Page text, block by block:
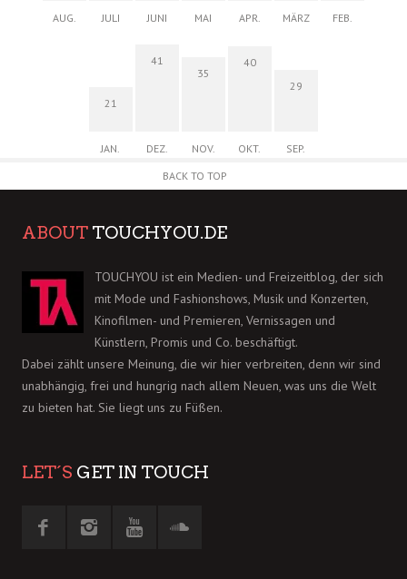
AUG. JULI JUNI MAI APR. MÄRZ FEB.
21
JAN.
41
DEZ.
35
NOV.
40
OKT.
29
SEP.
BACK TO TOP
ABOUT TOUCHYOU.DE
TOUCHYOU ist ein Medien- und Freizeitblog, der sich
mit Mode und Fashionshows, Musik und Konzerten,
Kinofilmen- und Premieren, Vernissagen und
Künstlern, Promis und Co. beschäftigt.
Dabei zählt unsere Meinung, die wir hier verbreiten, denn wir sind
unabhängig, frei und hungrig nach allem Neuen, was uns die Welt
zu bieten hat. Sie liegt uns zu Füßen.
LET´S GET IN TOUCH